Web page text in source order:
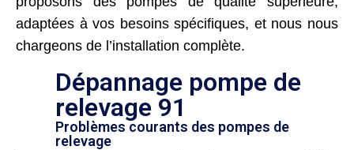
adaptées à vos besoins spécifiques, et nous nous
chargeons de l’installation complète.
Dépannage pompe de
relevage 91
Problèmes courants des pompes de
relevage